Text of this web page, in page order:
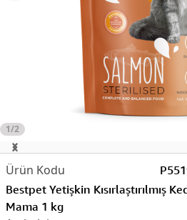
1/2
Bestpet Yetişkin Kısırlaştırılmış
Mama 1 kg